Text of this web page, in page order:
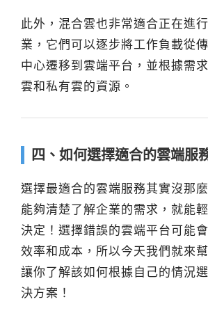
此外，混合雲也非常適合正在進
業，它們可以逐步將工作負載從
中心遷移到雲端平台，並根據需
雲和私有雲的資源。
四、如何選擇適合的雲端服
選擇最適合的雲端服務其實沒那
能夠清楚了解企業的需求，就能
決定！選擇錯誤的雲端平台可能
效率和成本，所以今天我們就來
讓你了解該如何根據自己的情況
決方案！